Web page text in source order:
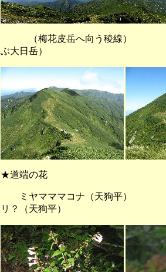
（梅花皮岳へ向う稜線） （
ぶ大日岳）
★道端の花
ミヤマママコナ（天狗平
リ？（天狗平）